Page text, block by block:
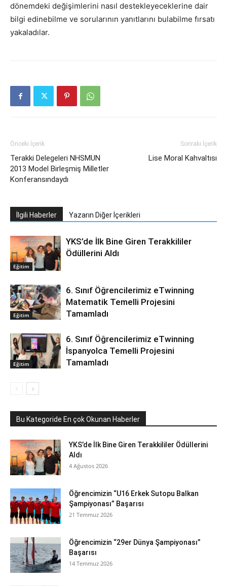
dönemdeki değişimlerini nasıl destekleyeceklerine dair
bilgi edinebilme ve sorularının yanıtlarını bulabilme fırsatı
yakaladılar.
Önceki İçerik
Terakki Delegeleri NHSMUN
2013 Model Birleşmiş Milletler
Konferansındaydı
Sonraki İçerik
Lise Moral Kahvaltısı
İlgili Haberler Yazarın Diğer İçerikleri
Eğitim
YKS’de İlk Bine Giren Terakkililer
Ödüllerini Aldı
Eğitim
6. Sınıf Öğrencilerimiz eTwinning
Matematik Temelli Projesini
Tamamladı
Eğitim
6. Sınıf Öğrencilerimiz eTwinning
İspanyolca Temelli Projesini
Tamamladı
Bu Kategoride En çok Okunan Haberler
YKS’de İlk Bine Giren Terakkililer Ödüllerini
Aldı
4 Ağustos 2026
Öğrencimizin “U16 Erkek Sutopu Balkan
Şampiyonası” Başarısı
21 Temmuz 2026
Öğrencimizin “29er Dünya Şampiyonası”
Başarısı
14 Temmuz 2026